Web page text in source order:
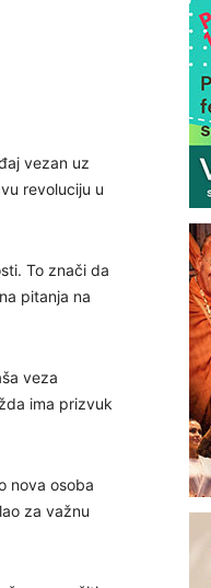
vezan uz
revoluciju u
To znači da
pitanja na
veza
ima prizvuk
nova osoba
za važnu